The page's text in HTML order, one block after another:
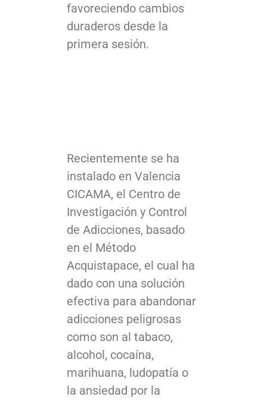
favoreciendo cambios
duraderos desde la
primera sesión.
Recientemente se ha
instalado en Valencia
CICAMA, el Centro de
Investigación y Control
de Adicciones, basado
en el Método
Acquistapace, el cual ha
dado con una solución
efectiva para abandonar
adicciones peligrosas
como son al tabaco,
alcohol, cocaína,
marihuana, ludopatía o
la ansiedad por la